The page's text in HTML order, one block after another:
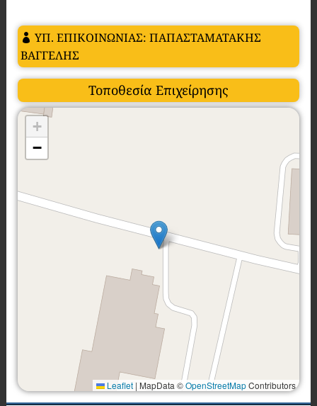
ΥΠ. ΕΠΙΚΟΙΝΩΝΙΑΣ: ΠΑΠΑΣΤΑΜΑΤΑΚΗΣ
ΒΑΓΓΕΛΗΣ
Τοποθεσία Επιχείρησης
+
−
Leaflet | MapData ©OpenStreetMapContributors